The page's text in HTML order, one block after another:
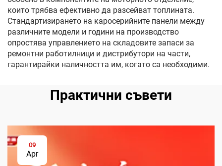
които трябва ефективно да разсейват топлината.
Стандартизирането на каросерийните панели между
различните модели и години на производство
опростява управлението на складовите запаси за
ремонтни работилници и дистрибутори на части,
гарантирайки наличността им, когато са необходими.
Практични съвети
09
Apr